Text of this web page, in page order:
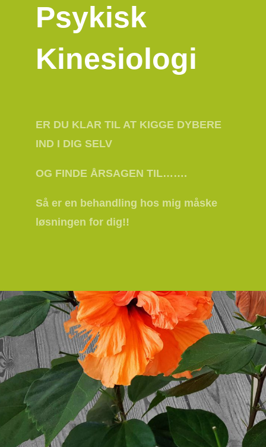
Psykisk
Kinesiologi
ER DU KLAR TIL AT KIGGE DYBERE
IND I DIG SELV
OG FINDE ÅRSAGEN TIL…….
Så er en behandling hos mig måske
løsningen for dig!!